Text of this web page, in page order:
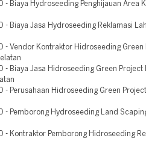
- Biaya Hydroseeding Penghijauan Area
- Biaya Jasa Hydroseeding Reklamasi
- Vendor Kontraktor Hidroseeding Green
- Biaya Jasa Hidroseeding Green Project
- Perusahaan Hidroseeding Green
- Pemborong Hydroseeding Land
- Kontraktor Pemborong Hidroseeding